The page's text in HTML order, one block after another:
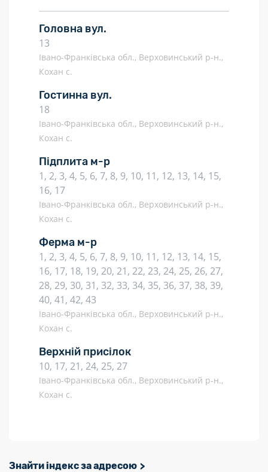
Головна вул.
13
Івано-Франківська обл., Верховинський р-н.,
Кохан с.
Гостинна вул.
18
Івано-Франківська обл., Верховинський р-н.,
Кохан с.
Підплита м-р
1, 2, 3, 4, 5, 6, 7, 8, 9, 10, 11, 12, 13, 14, 15,
16, 17
Івано-Франківська обл., Верховинський р-н.,
Кохан с.
Ферма м-р
1, 2, 3, 4, 5, 6, 7, 8, 9, 10, 11, 12, 13, 14, 15,
16, 17, 18, 19, 20, 21, 22, 23, 24, 25, 26, 27,
28, 29, 30, 31, 32, 33, 34, 35, 36, 37, 38, 39,
40, 41, 42, 43
Івано-Франківська обл., Верховинський р-н.,
Кохан с.
Верхній присілок
10, 17, 21, 24, 25, 27
Івано-Франківська обл., Верховинський р-н.,
Кохан с.
Знайти індекс за адресою